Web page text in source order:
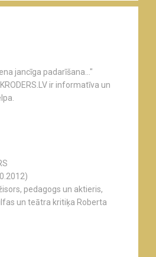
jancīga padarīšana..."
ir informatīva un
pedagogs un aktieris,
un teātra kritiķa Roberta